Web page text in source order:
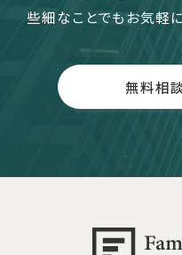
些細なことでもお気軽
無料相